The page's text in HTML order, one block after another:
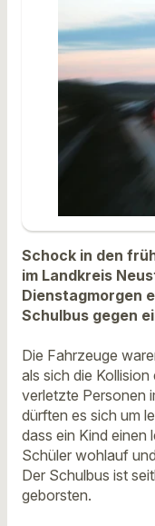
Schock in den
im Landkreis
Dienstagmorgen
Schulbus gegen
Die Fahrzeuge
als sich die
verletzte Personen
dürften es sich um
dass ein Kind einen
Schüler wohlauf
Der Schulbus ist
geborsten.